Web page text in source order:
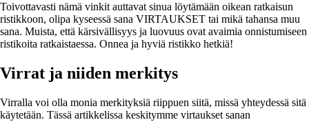
Toivottavasti nämä vinkit auttavat sinua löytämään oikean ratkaisun
ristikkoon, olipa kyseessä sana VIRTAUKSET tai mikä tahansa muu
sana. Muista, että kärsivällisyys ja luovuus ovat avaimia onnistumiseen
ristikoita ratkaistaessa. Onnea ja hyviä ristikko hetkiä!
Virrat ja niiden merkitys
Virralla voi olla monia merkityksiä riippuen siitä, missä yhteydessä sitä
käytetään. Tässä artikkelissa keskitymme virtaukset sanan